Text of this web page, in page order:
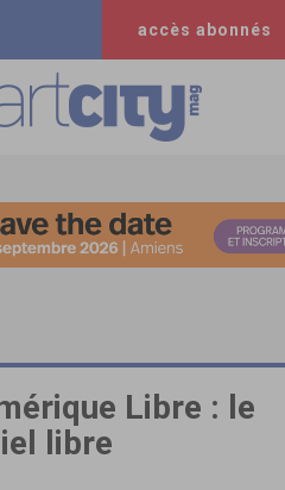
accès abonnés
Libre : le
libre